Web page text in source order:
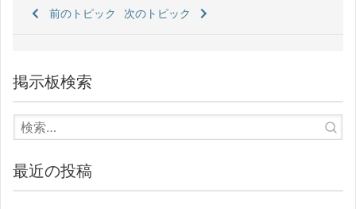
前のトピック 次のトピック
掲示板検索
最近の投稿